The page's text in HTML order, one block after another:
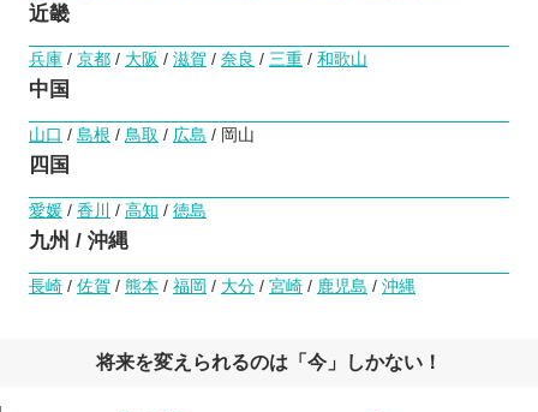
近畿
兵庫 / 京都 / 大阪 / 滋賀 / 奈良 / 三重 / 和歌山
中国
山口 / 島根 / 鳥取 / 広島 / 岡山
四国
愛媛 / 香川 / 高知 / 徳島
九州 / 沖縄
長崎 / 佐賀 / 熊本 / 福岡 / 大分 / 宮崎 / 鹿児島 / 沖縄
将来を変えられるのは「今」しかない！